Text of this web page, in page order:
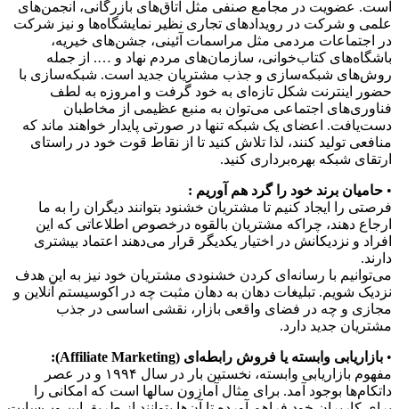
است. عضویت در مجامع صنفی مثل اتاق‌های بازرگانی، انجمن‌های
علمی و شرکت‌ در رویدادهای تجاری نظیر نمایشگاه‌ها و نیز شرکت
در اجتماعات مردمی مثل مراسمات آئینی، جشن‌های خیریه،
باشگاه‌های کتاب‌خوانی، سازمان‌های مردم نهاد و …. از جمله
روش‌های شبکه‌سازی و جذب مشتریان جدید است. شبکه‌سازی با
حضور اینترنت شکل تازه‌ای به خود گرفت و امروزه به لطف
فناوری‌های اجتماعی می‌توان به منبع عظیمی از مخاطبان
دست‌یافت. اعضای یک شبکه تنها در صورتی پایدار خواهند ماند که
منافعی تولید کنند، لذا تلاش کنید تا از نقاط قوت خود در راستای
ارتقای شبکه بهره‌برداری کنید.
• حامیان برند خود را گرد هم آوریم :
فرصتی را ایجاد کنیم تا مشتریان خشنود بتوانند دیگران را به ما
ارجاع دهند، چراکه مشتریان بالقوه درخصوص اطلاعاتی که این
افراد و نزدیکانش در اختیار یکدیگر قرار می‌دهند اعتماد بیشتری
دارند.
می‌توانیم با رسانه‌ای کردن خشنودی مشتریان خود نیز به این هدف
نزدیک شویم. تبلیغات دهان به دهان مثبت چه در اکوسیستم آنلاین و
مجازی و چه در فضای واقعی بازار، نقشی اساسی در جذب
مشتریان جدید دارد.
• بازاریابی وابسته یا فروش رابطه‌ای (Affiliate Marketing):
مفهوم بازاریابی وابسته، نخستین بار در سال ۱۹۹۴ و در عصر
داتکام‌ها بوجود آمد. برای مثال آمازون سالها است که امکانی را